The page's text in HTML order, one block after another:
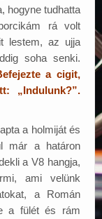
hogyne tudhatta
rá volt
lestem, az ujja
soha senki.
a cigit,
„Indulunk?”.
a holmiját és
már a határon
a V8 hangja,
ami velünk
a Román
a fülét és rám